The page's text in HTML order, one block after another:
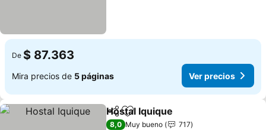
De $ 87.363
Mira precios de 5 páginas Ver precios
CompartirAgregar a favoritos
Hostal Iquique
8,0 Muy bueno
717